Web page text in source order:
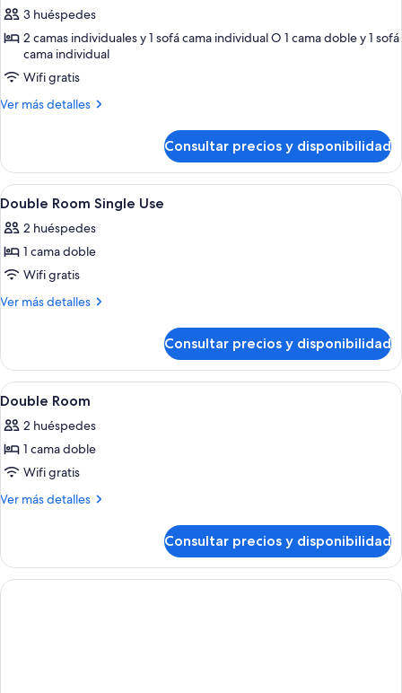
de
Habitación
triple
(2
adults
children)
3 huéspedes
2 camas individuales y 1 sofá cama individual O 1 cama doble y 1 sofá
cama individual
Wifi gratis
Ver más detalles
Más
triple
(2
adults
children)
Consultar precios y disponibilidad
Abrir
todas
las
fotos
de
Double
Use
Una habitación de hotel con cama,
6
Double Room Single Use
2 huéspedes
1 cama doble
Wifi gratis
Ver más detalles
Más
Room
Single
Use
Consultar precios y disponibilidad
Abrir
todas
las
fotos
de
Double
Habitación de hotel con dos camas,
14
Double Room
2 huéspedes
1 cama doble
Wifi gratis
Ver más detalles
Más
Room
Consultar precios y disponibilidad